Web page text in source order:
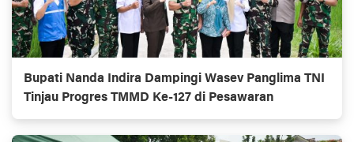
Bupati Nanda Indira Dampingi Wasev Panglima TNI
Tinjau Progres TMMD Ke-127 di Pesawaran